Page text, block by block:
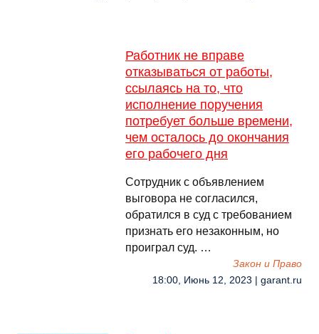
Работник не вправе
отказываться от работы,
ссылаясь на то, что
исполнение поручения
потребует больше времени,
чем осталось до окончания
его рабочего дня
Сотрудник с объявлением
выговора не согласился,
обратился в суд с требованием
признать его незаконным, но
проиграл суд. …
Закон и Право
18:00, Июнь 12, 2023 | garant.ru